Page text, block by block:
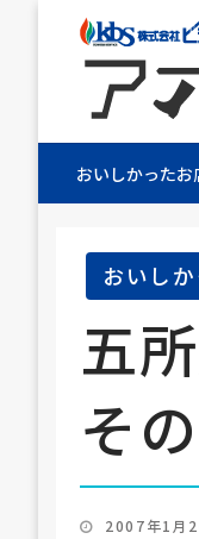
アオ
株式会社ビ
おいしかったお
おいし
五
そ
投
2007年1月